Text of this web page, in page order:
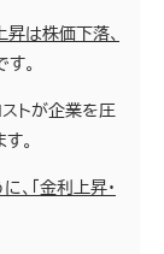
は株価下落、
。
トが企業を圧
。
、「金利上昇・